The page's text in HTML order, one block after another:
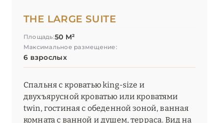
THE LARGE SUITE
Площадь:50 М²
Максимальное размещение:
6 взрослых
Спальня с кроватью king-size и
двухъярусной кроватью или кроватями
twin, гостиная с обеденной зоной, ванная
комната с ванной и душем, терраса. Вид на